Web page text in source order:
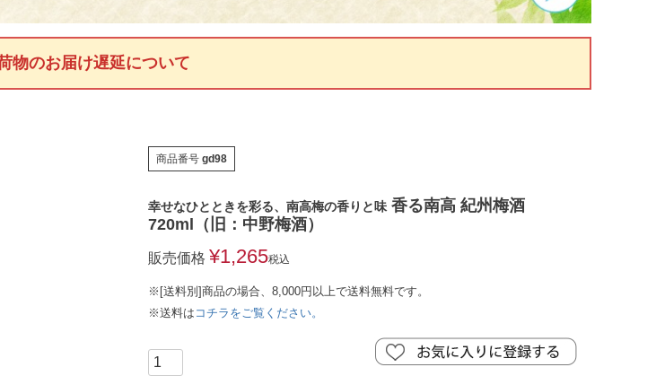
物のお届け遅延について
商品番号 gd98
幸せなひとときを彩る、南高梅の香りと味 香る南高 紀州梅酒
720ml（旧：中野梅酒）
販売価格 ¥1,265税込
※[送料別]商品の場合、8,000円以上で送料無料です。
※送料は コチラをご覧ください。